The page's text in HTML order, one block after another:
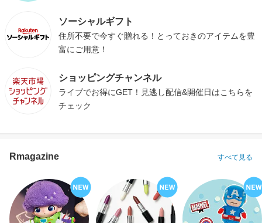
ソーシャルギフト
住所不要で今すぐ贈れる！とっておきのアイテムを豊
富にご用意！
ショッピングチャンネル
ライブでお得にGET！見逃し配信&開催日はこちらを
チェック
Rmagazine すべて見る